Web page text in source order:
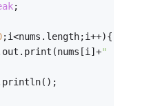
;
;i<nums.length;i++){
" "